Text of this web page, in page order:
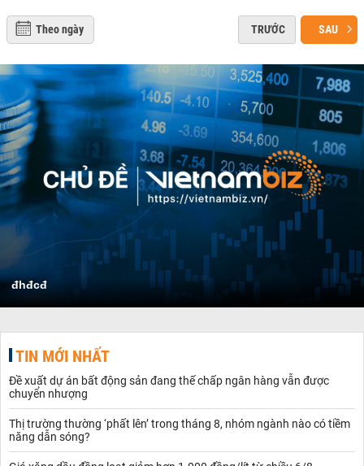
Theo ngày TRƯỚC SAU
đhđcđ
TIN MỚI NHẤT
Đề xuất dự án bất động sản đang thế chấp ngân hàng vẫn được
chuyển nhượng
Thị trường thường ‘phất lên’ trong tháng 8, nhóm ngành nào có tiềm
năng dẫn sóng?